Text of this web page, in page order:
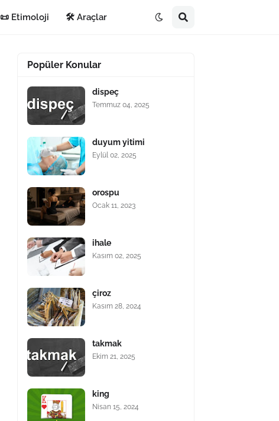
📜 Etimoloji 🛠️ Araçlar
Popüler Konular
dispeç
Temmuz 04, 2025
duyum yitimi
Eylül 02, 2025
orospu
Ocak 11, 2023
ihale
Kasım 02, 2025
çiroz
Kasım 28, 2024
takmak
Ekim 21, 2025
king
Nisan 15, 2024